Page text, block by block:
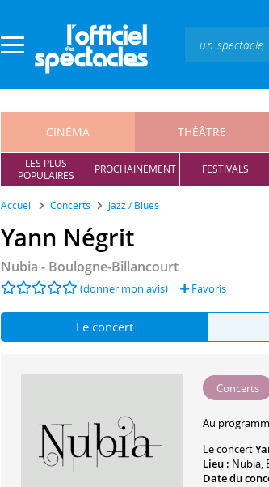
CINÉMA THÉÂTRE
LES PLUS
POPULAIRES
PROCHAINEMENT FESTIVALS
Accueil Concerts Jazz / Blues
Yann Négrit
Nubia - Boulogne-Billancourt
(donner mon avis) Favoris
Le concert
Concerts
Au
Le concert
Lieu : Nubia,
Date du